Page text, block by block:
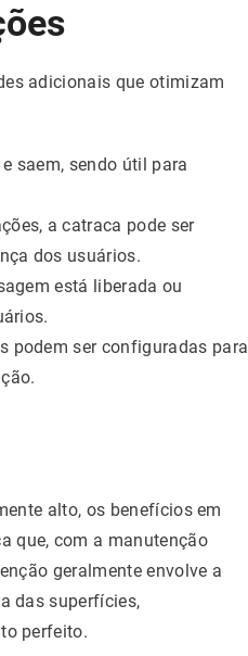
adicionais que otimizam
saem, sendo útil para
a catraca pode ser
dos usuários.
está liberada ou
podem ser configuradas para
alto, os benefícios em
que, com a manutenção
geralmente envolve a
das superfícies,
perfeito.